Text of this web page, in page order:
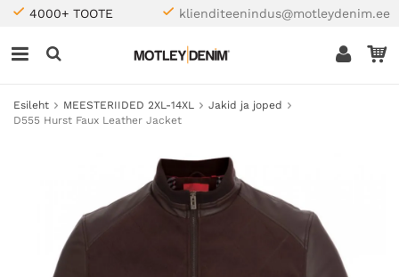
4000+ TOOTE klienditeenindus@motleydenim.ee
Esileht MEESTERIIDED 2XL-14XL
Jakid ja joped
D555 Hurst Faux Leather Jacket